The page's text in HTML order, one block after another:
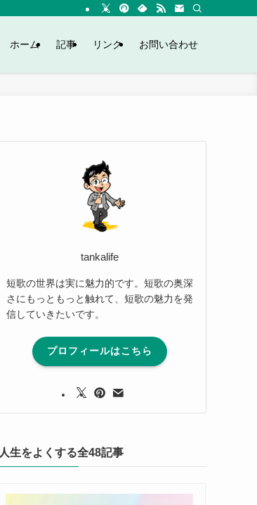
ホーム 記事 リンク お問い合わせ
tankalife
短歌の世界は実に魅力的です。短歌の奥深
さにもっともっと触れて、短歌の魅力を発
信していきたいです。
プロフィールはこちら
人生をよくする全48記事